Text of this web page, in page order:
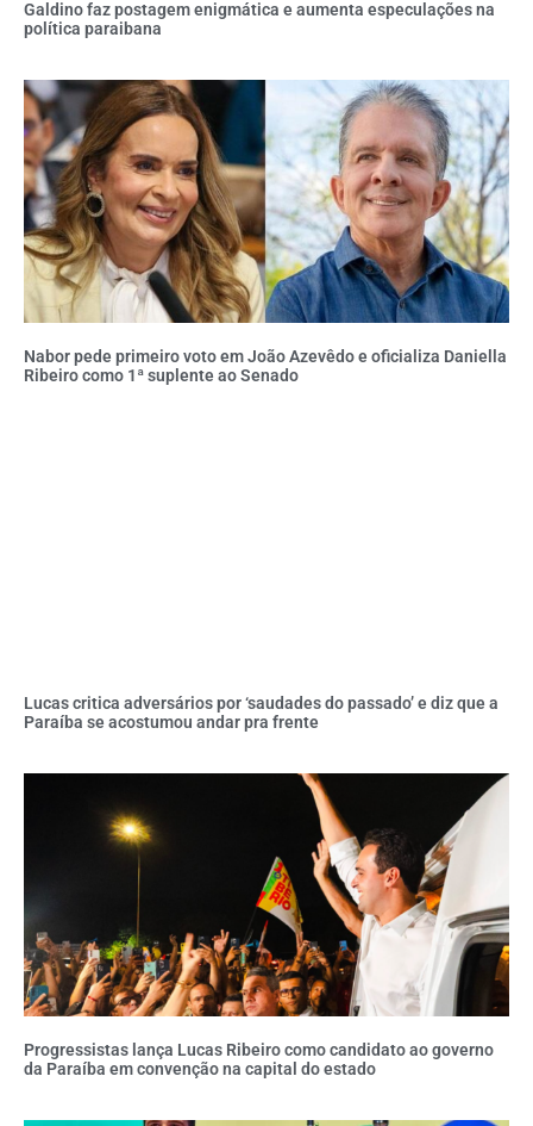
Galdino faz postagem enigmática e aumenta especulações na
política paraibana
Nabor pede primeiro voto em João Azevêdo e oficializa Daniella
Ribeiro como 1ª suplente ao Senado
Lucas critica adversários por ‘saudades do passado’ e diz que a
Paraíba se acostumou andar pra frente
Progressistas lança Lucas Ribeiro como candidato ao governo
da Paraíba em convenção na capital do estado